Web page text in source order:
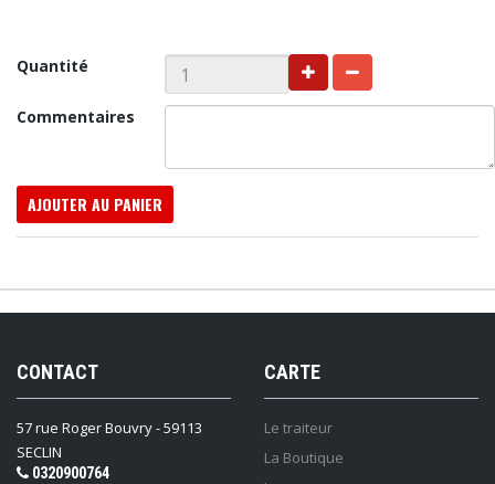
Quantité
Commentaires
AJOUTER AU PANIER
CONTACT
57 rue Roger Bouvry - 59113
SECLIN
0320900764
CARTE
Le traiteur
La Boutique